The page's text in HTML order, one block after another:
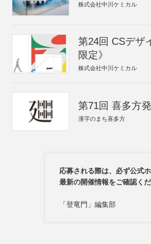
株式会社中川ケミカル
第24回 CSデザ
限定》
株式会社中川ケミカル
第71回 喜多方
漢字のまち喜多方
応募される際は、必ず公式
最新の開催情報をご確認くだ
「登竜門」編集部